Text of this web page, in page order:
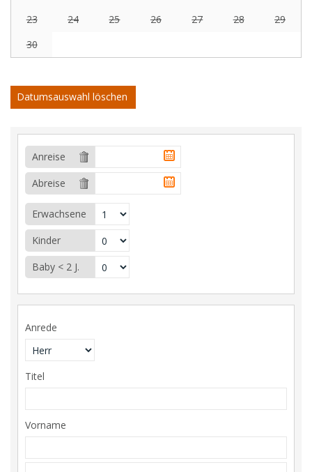
23
24 25 26 27 28
29
30
Datumsauswahl löschen
Anreise
Abreise
Erwachsene
Kinder
Baby < 2 J.
Anrede
Titel
Vorname